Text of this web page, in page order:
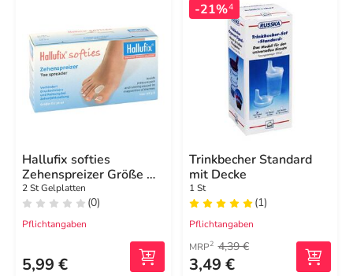
Hallufix softies
Zehenspreizer Größe M
36 - 41
2 St Gelplatten
(0)
Pflichtangaben
5,99 €
-21%4
Trinkbecher Standard
mit Decke
1 St
(1)
Pflichtangaben
MRP2 4,39 €
3,49 €